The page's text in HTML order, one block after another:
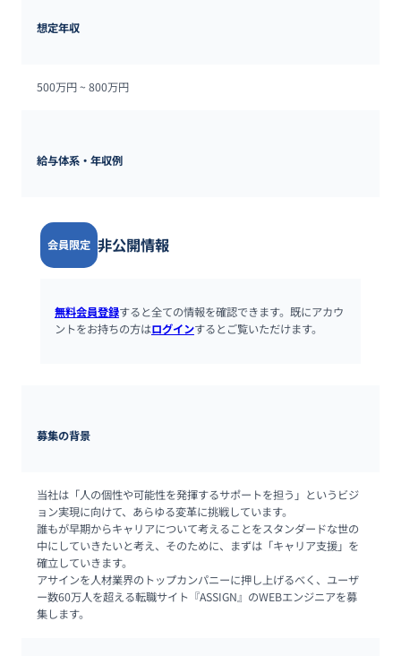
想定年収
500万円 ~ 800万円
給与体系・年収例
会員限定 非公開情報
無料会員登録すると全ての情報を確認できます。既にアカウ
ントをお持ちの方はログインするとご覧いただけます。
募集の背景
当社は「人の個性や可能性を発揮するサポートを担う」というビジ
ョン実現に向けて、あらゆる変革に挑戦しています。
誰もが早期からキャリアについて考えることをスタンダードな世の
中にしていきたいと考え、そのために、まずは「キャリア支援」を
確立していきます。
アサインを人材業界のトップカンパニーに押し上げるべく、ユーザ
ー数60万人を超える転職サイト『ASSIGN』のWEBエンジニアを募
集します。